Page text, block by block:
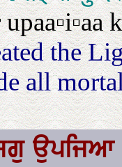
the
all
ਉਪਜਿਆ